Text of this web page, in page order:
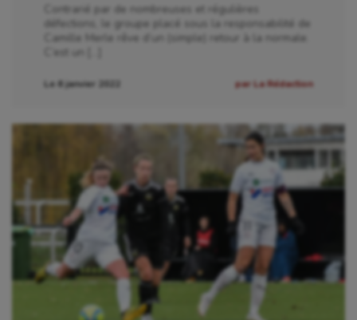
Contrarié par de nombreuses et régulières
défections, le groupe placé sous la responsabilité de
Camille Merle rêve d’un (simple) retour à la normale.
C’est un […]
Le 6 janvier 2022 par La Rédaction